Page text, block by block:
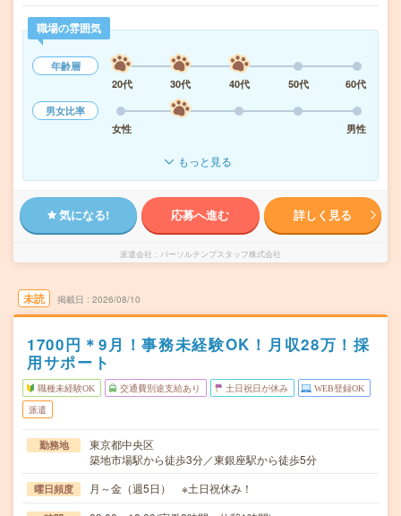
職場の雰囲気
年齢層
20代
30代 40代 50代
60代
男女比率
女性
男性
もっと見る
気になる! 応募へ進む 詳しく見る
派遣会社 パーソルテンプスタッフ株式会社
未読 掲載日 2026/08/10
1700円＊9月！事務未経験OK！月収28万！採
用サポート
職種未経験OK 交通費別途支給あり 土日祝日が休み WEB登録OK
派遣
勤務地
東京都中央区
築地市場駅から徒歩3分／東銀座駅から徒歩5分
曜日頻度 月～金（週5日） ※土日祝休み！